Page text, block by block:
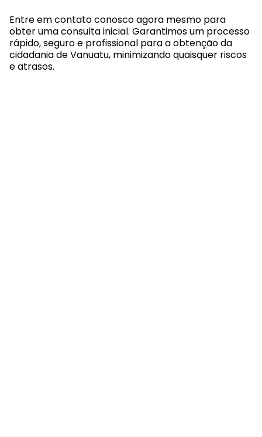
Entre em contato conosco agora mesmo para
obter uma consulta inicial. Garantimos um processo
rápido, seguro e profissional para a obtenção da
cidadania de Vanuatu, minimizando quaisquer riscos
e atrasos.